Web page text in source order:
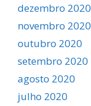
dezembro 2020
novembro 2020
outubro 2020
setembro 2020
agosto 2020
julho 2020